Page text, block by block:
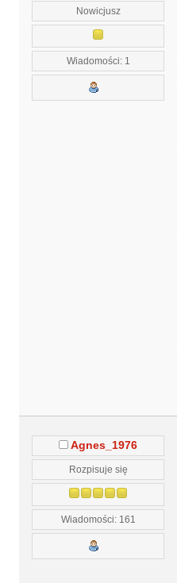
Nowicjusz
Wiadomości: 1
Agnes_1976
Rozpisuje się
Wiadomości: 161